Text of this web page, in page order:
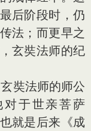
后阶段时，仍
法；而更早之
玄奘法师的纪
奘法师的师公
对于世亲菩萨
就是后来《成